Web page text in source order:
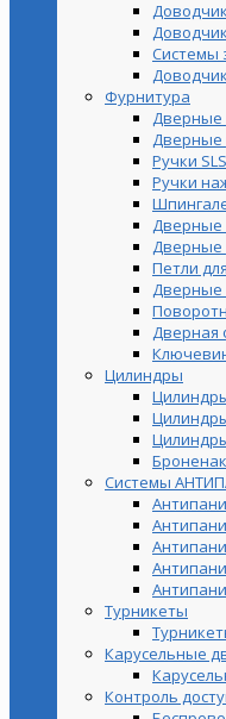
Cистемы
Фурнитура
Дверные
Дверные
Ручки SLS
Ручки
Дверные
Дверные
Петли
Дверные
Дверная
Цилиндры
Системы
Турникеты
Карусельные
Контроль